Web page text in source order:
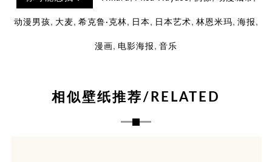
动漫男孩, 大麦, 希克鲁·克林, 日本 , 日本艺术, 林恩米玛, 海报 ,
漫画 , 电影海报 , 音乐
相似壁纸推荐/RELATED